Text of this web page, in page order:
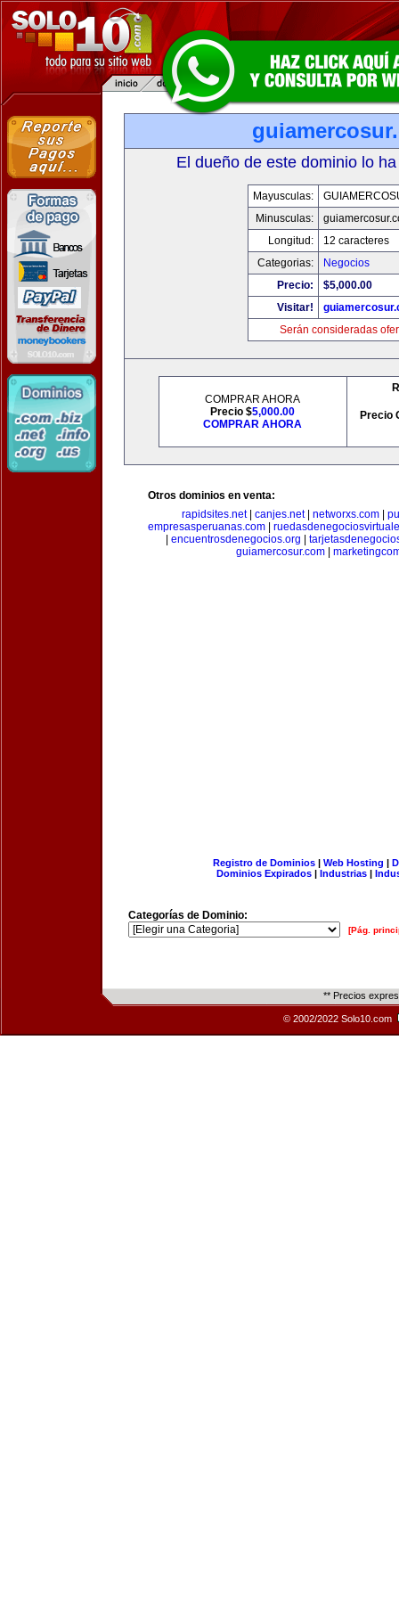
El dueño de este dominio lo
Mayusculas:
Minusculas:
Longitud:
12 caracteres
Categorias:
Negocios
Precio:
$5,000.00
Visitar!
Serán consideradas
COMPRAR AHORA
Precio $5,000.00
COMPRAR AHORA
Precio
Otros dominios en venta:
rapidsites.net| canjes.net| networxs.com
empresasperuanas.com
encuentrosdenegocios.org
guiamercosur.com
Registro de Dominios| Web Hosting |
Dominios Expirados | Industrias |
Categorías de Dominio:
[Pág.
** Precios
© 2002/2022 Solo10.com